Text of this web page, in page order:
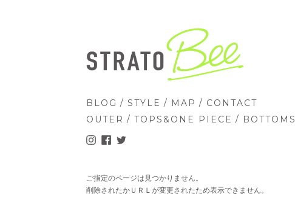
BLOG / STYLE / MAP / CONTACT
OUTER / TOPS&ONE PIECE / BOTTOMS
ご指定のページは見つかりません。
削除されたかＵＲＬが変更されたため表示できません。